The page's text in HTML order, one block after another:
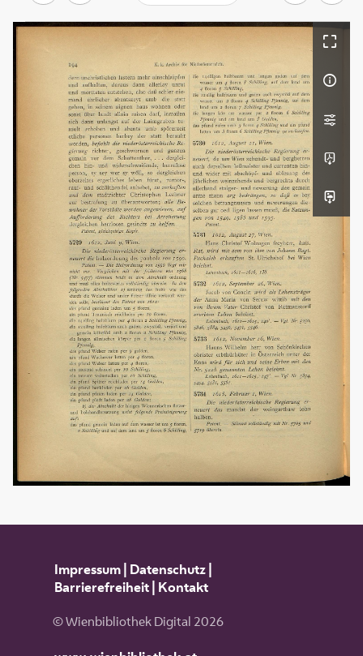
Impressum| Datenschutz|
Barrierefreiheit| Kontakt
© Wienbibliothek Digital 2026